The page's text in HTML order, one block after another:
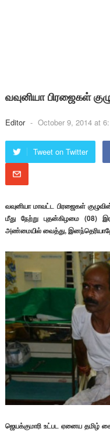
வவுனியா பிரஜைகள்
Editor - October 9, 2014 at
Tweet on Twitter
வவுனியா மாவட்ட பிரஜைகள்
மீது நேற்று புதன்கிழமை (08)
அண்மையில் வைத்து,
ஜெயக்குமாரி உட்பட ஏனைய தமிழ்